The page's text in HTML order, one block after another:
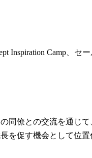
Inspiration Camp、セ
同僚との交流を通じて
を促す機会として位置